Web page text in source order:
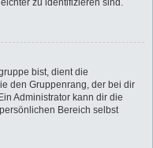
zu identifizieren sind.
bist, dient die
den Gruppenrang, der bei dir
Administrator kann dir die
Bereich selbst